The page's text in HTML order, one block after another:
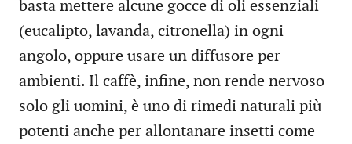
basta mettere alcune gocce di oli essenziali
(eucalipto, lavanda, citronella) in ogni
angolo, oppure usare un diffusore per
ambienti. Il caffè, infine, non rende nervoso
solo gli uomini, è uno di rimedi naturali più
potenti anche per allontanare insetti come